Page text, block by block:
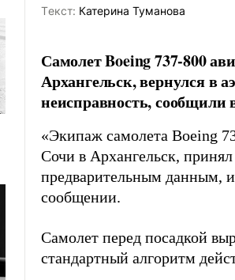
Tекст: Катерина Туманова
Самолет Boeing 737-800
Архангельск, вернулся в
неисправность, сообщили
«Экипаж самолета Boeing
Сочи в Архангельск,
предварительным данным,
сообщении.
Самолет перед посадкой
стандартный алгоритм